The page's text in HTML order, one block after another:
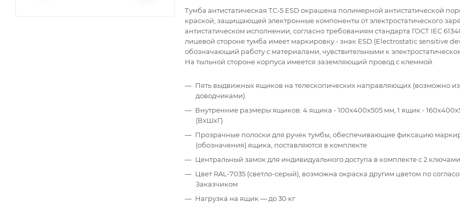
Тумба антистатическая ТС-5 ESD окрашена полимерной антистатической
краской, защищающей электронные компоненты от электростатического
антистатическом исполнении, согласно требованиям стандарта ГОСТ IEC
лицевой стороне тумба имеет маркировку - знак ESD (Electrostatic sensitive
обозначающий работу с материалами, чувствительными к
На тыльной стороне корпуса имеется заземляющий провод с клеммой.
Пять выдвижных ящиков на телескопических направляющих (возможно
доводчиками).
Внутренние размеры ящиков: 4 ящика - 100х400х505 мм, 1 ящик -
(ВхШхГ)
Прозрачные полоски для ручек тумбы, обеспечивающие фиксацию
(обозначения) ящика, поставляются в комплекте
Центральный замок для индивидуального доступа в комплекте с 2 ключами.
Цвет RAL-7035 (светло-серый), возможна окраска другим цветом по
Заказчиком
Нагрузка на ящик — до 30 кг